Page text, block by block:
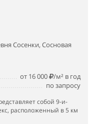
Сосенки, Сосновая
от 16 000
/м² в год
по запросу
собой 9-и-
расположенный в 5 км